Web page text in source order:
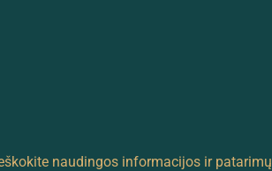
naudingos informacijos ir